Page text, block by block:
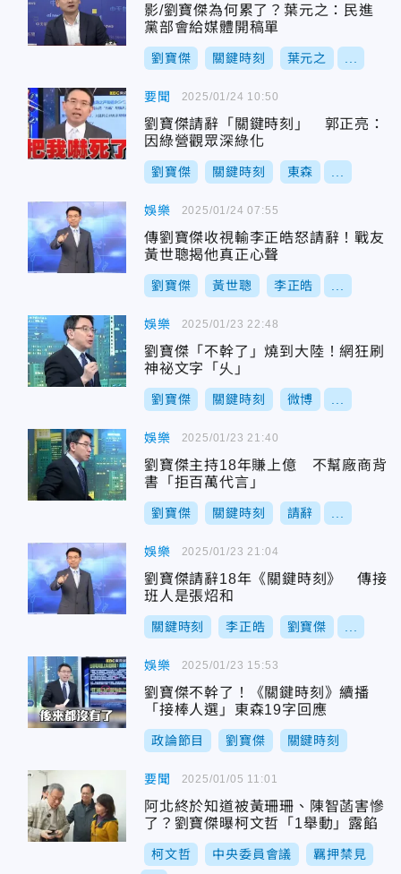
影/劉寶傑為何累了？葉元之：民進
黨部會給媒體開稿單
劉寶傑 關鍵時刻 葉元之
要聞
劉寶傑請辭「關鍵時刻」 郭正亮：
因綠營觀眾深綠化
劉寶傑 關鍵時刻 東森
2025/01/24 10:50
娛樂
傳劉寶傑收視輸李正皓怒請辭！戰友
黃世聰揭他真正心聲
劉寶傑 黃世聰 李正皓
2025/01/24 07:55
娛樂
劉寶傑「不幹了」燒到大陸！網狂刷
神祕文字「乆」
劉寶傑 關鍵時刻 微博
2025/01/23 22:48
娛樂
劉寶傑主持18年賺上億 不幫廠商背
書「拒百萬代言」
劉寶傑 關鍵時刻 請辭
2025/01/23 21:40
娛樂
劉寶傑請辭18年《關鍵時刻》 傳接
班人是張炤和
關鍵時刻 李正皓 劉寶傑
2025/01/23 21:04
娛樂
劉寶傑不幹了！《關鍵時刻》續播
「接棒人選」東森19字回應
政論節目 劉寶傑 關鍵時刻
2025/01/23 15:53
要聞
阿北終於知道被黃珊珊、陳智菡害慘
了？劉寶傑曝柯文哲「1舉動」露餡
柯文哲 中央委員會議 羈押禁見
2025/01/05 11:01